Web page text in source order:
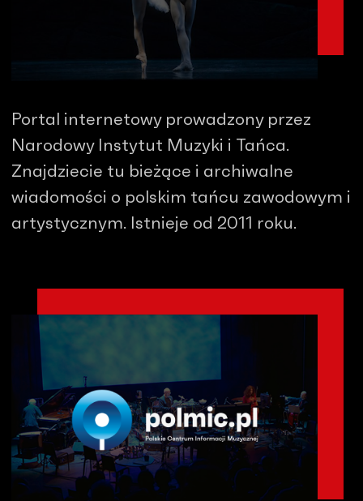
Portal internetowy prowadzony przez
Narodowy Instytut Muzyki i Tańca.
Znajdziecie tu bieżące i archiwalne
wiadomości o polskim tańcu zawodowym i
artystycznym. Istnieje od 2011 roku.